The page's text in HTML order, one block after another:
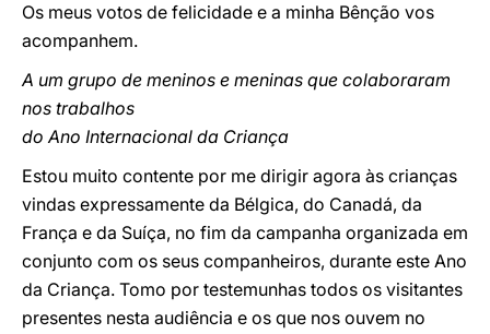
Os meus votos de felicidade e a minha Bênção vos
acompanhem.
A um grupo de meninos e meninas que colaboraram
nos trabalhos
do Ano Internacional da Criança
Estou muito contente por me dirigir agora às crianças
vindas expressamente da Bélgica, do Canadá, da
França e da Suíça, no fim da campanha organizada em
conjunto com os seus companheiros, durante este Ano
da Criança. Tomo por testemunhas todos os visitantes
presentes nesta audiência e os que nos ouvem no